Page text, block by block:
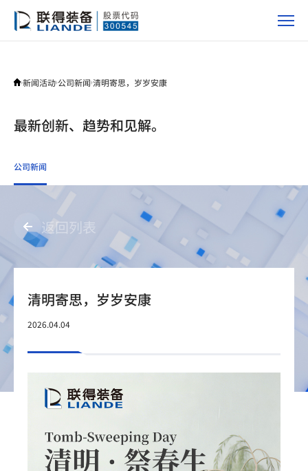
新闻活动公司新闻 清明寄思，岁岁安康
最新创新、趋势和见解。
公司新闻
返回列表
清明寄思，岁岁安康
2026.04.04